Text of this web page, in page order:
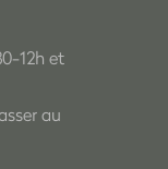
12h et
au